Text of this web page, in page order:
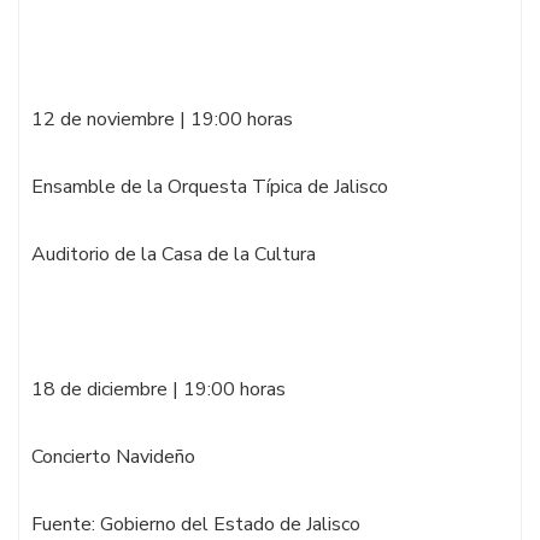
12 de noviembre | 19:00 horas
Ensamble de la Orquesta Típica de Jalisco
Auditorio de la Casa de la Cultura
18 de diciembre | 19:00 horas
Concierto Navideño
Fuente: Gobierno del Estado de Jalisco